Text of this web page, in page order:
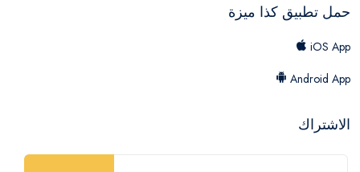
حمل تطبيق كذا ميزة
iOS App
Android App
الاشتراك